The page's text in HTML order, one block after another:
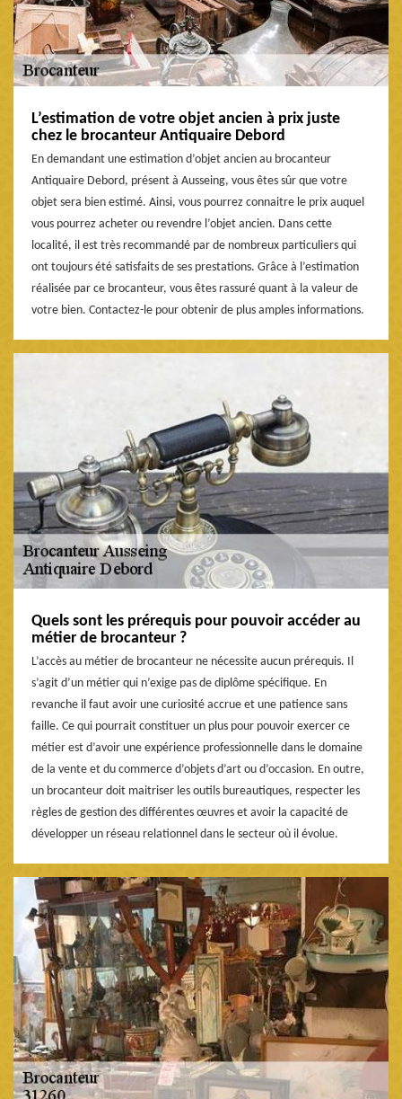
L’estimation de votre objet ancien à prix juste
chez le brocanteur Antiquaire Debord
En demandant une estimation d’objet ancien au brocanteur
Antiquaire Debord, présent à Ausseing, vous êtes sûr que votre
objet sera bien estimé. Ainsi, vous pourrez connaitre le prix auquel
vous pourrez acheter ou revendre l’objet ancien. Dans cette
localité, il est très recommandé par de nombreux particuliers qui
ont toujours été satisfaits de ses prestations. Grâce à l’estimation
réalisée par ce brocanteur, vous êtes rassuré quant à la valeur de
votre bien. Contactez-le pour obtenir de plus amples informations.
Quels sont les prérequis pour pouvoir accéder au
métier de brocanteur ?
L’accès au métier de brocanteur ne nécessite aucun prérequis. Il
s’agit d’un métier qui n’exige pas de diplôme spécifique. En
revanche il faut avoir une curiosité accrue et une patience sans
faille. Ce qui pourrait constituer un plus pour pouvoir exercer ce
métier est d’avoir une expérience professionnelle dans le domaine
de la vente et du commerce d’objets d’art ou d’occasion. En outre,
un brocanteur doit maitriser les outils bureautiques, respecter les
règles de gestion des différentes œuvres et avoir la capacité de
développer un réseau relationnel dans le secteur où il évolue.